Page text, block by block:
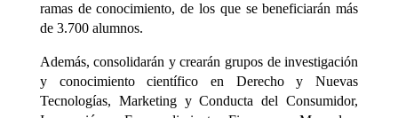
ramas de conocimiento, de los que se beneficiarán más
de 3.700 alumnos.
Además, consolidarán y crearán grupos de investigación
y conocimiento científico en Derecho y Nuevas
Tecnologías, Marketing y Conducta del Consumidor,